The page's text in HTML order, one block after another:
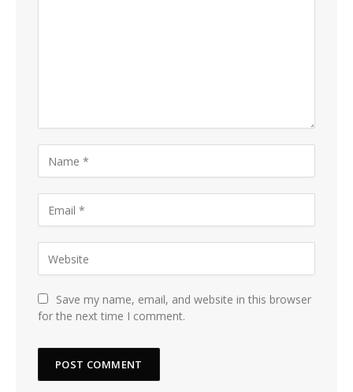
Save my name, email, and website in this browser
for the next time I comment.